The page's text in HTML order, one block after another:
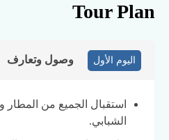
Tour Plan
اليوم الأول وصول وتعارف
استقبال الجميع من المطار
الشبابي.